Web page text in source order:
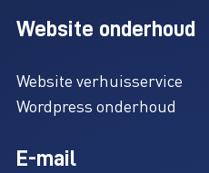
Website onderhoud
Website verhuisservice
Wordpress onderhoud
E-mail